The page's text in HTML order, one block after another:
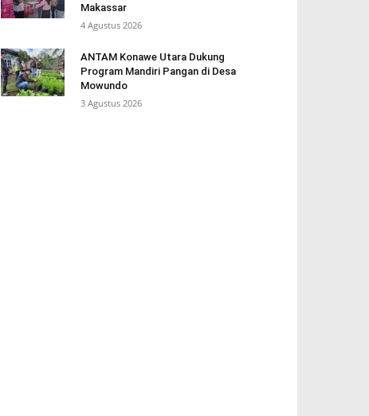
Makassar
4 Agustus 2026
ANTAM Konawe Utara Dukung
Program Mandiri Pangan di Desa
Mowundo
3 Agustus 2026